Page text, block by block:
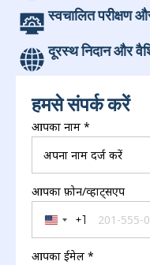
स्वचालित परीक्षण
दूरस्थ निदान और
हमसे संपर्क करें
आपका नाम *
आपका फ़ोन/व्हाट्सएप
United States +1
+1
आपका ईमेल *